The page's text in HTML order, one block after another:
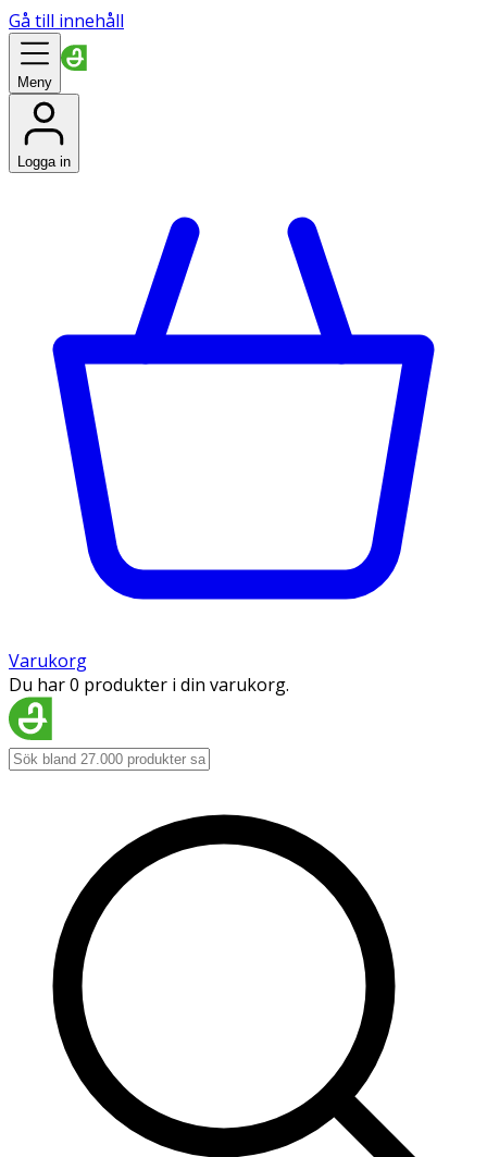
Gå till innehåll
Meny
Logga in
Varukorg
Du har 0 produkter i din varukorg.